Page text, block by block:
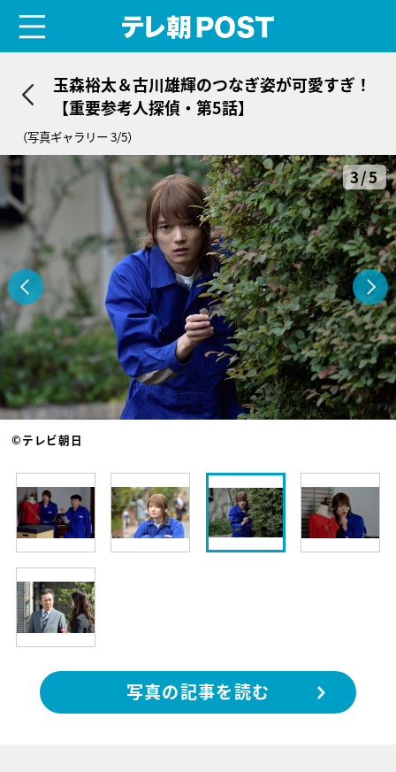
玉森裕太＆古川雄輝のつなぎ姿が可愛すぎ！
【重要参考人探偵・第5話】
（写真ギャラリー 3/5）
3/5
©テレビ朝日
写真の記事を読む